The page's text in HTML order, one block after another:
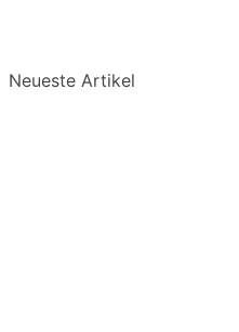
Neueste Artikel